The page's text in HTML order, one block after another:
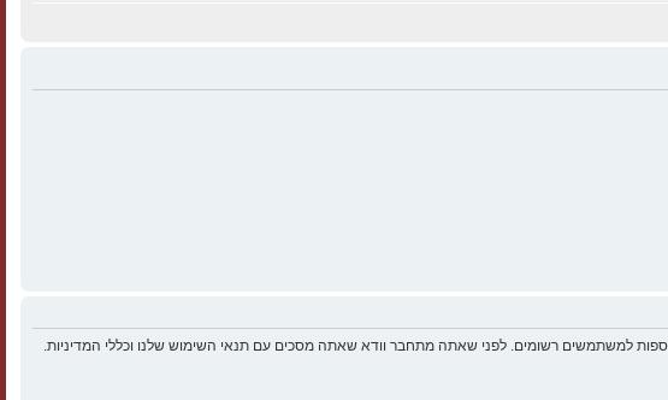
למשתמשים רשומים. לפני שאתה מתחבר וודא שאתה מסכים עם תנאי השימוש שלנו וכללי המדיניות.